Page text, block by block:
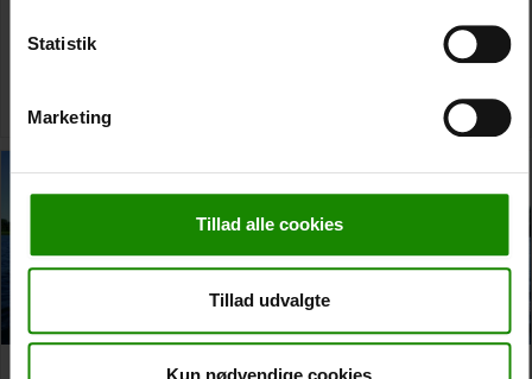
Statistik
Marketing
Tillad alle cookies
Tillad udvalgte
Von:900,00
Holmens Camping zu
Holmens Camping zu